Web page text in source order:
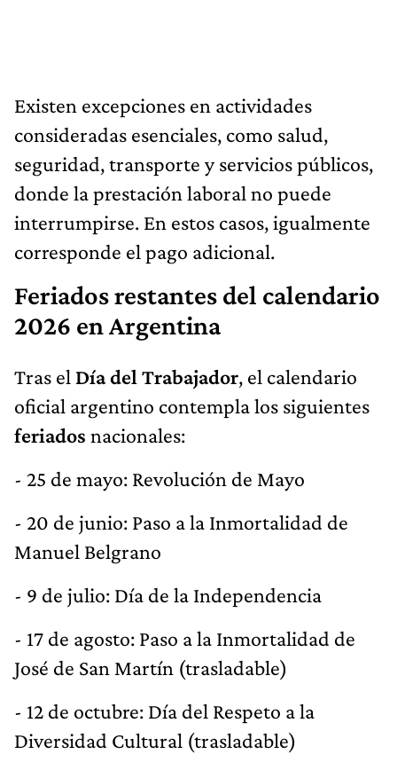
Existen excepciones en actividades
consideradas esenciales, como salud,
seguridad, transporte y servicios públicos,
donde la prestación laboral no puede
interrumpirse. En estos casos, igualmente
corresponde el pago adicional.
Feriados restantes del calendario
2026 en Argentina
Tras el Día del Trabajador, el calendario
oficial argentino contempla los siguientes
feriados nacionales:
- 25 de mayo: Revolución de Mayo
- 20 de junio: Paso a la Inmortalidad de
Manuel Belgrano
- 9 de julio: Día de la Independencia
- 17 de agosto: Paso a la Inmortalidad de
José de San Martín (trasladable)
- 12 de octubre: Día del Respeto a la
Diversidad Cultural (trasladable)